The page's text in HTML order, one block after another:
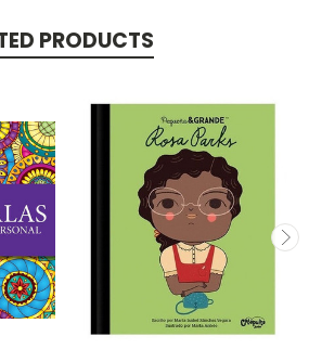
PRODUCTS